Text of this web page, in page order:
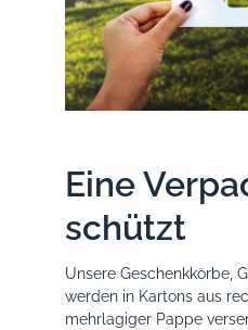
Eine
schützt
Unsere Geschenkkörbe,
werden in Kartons aus
mehrlagiger Pappe